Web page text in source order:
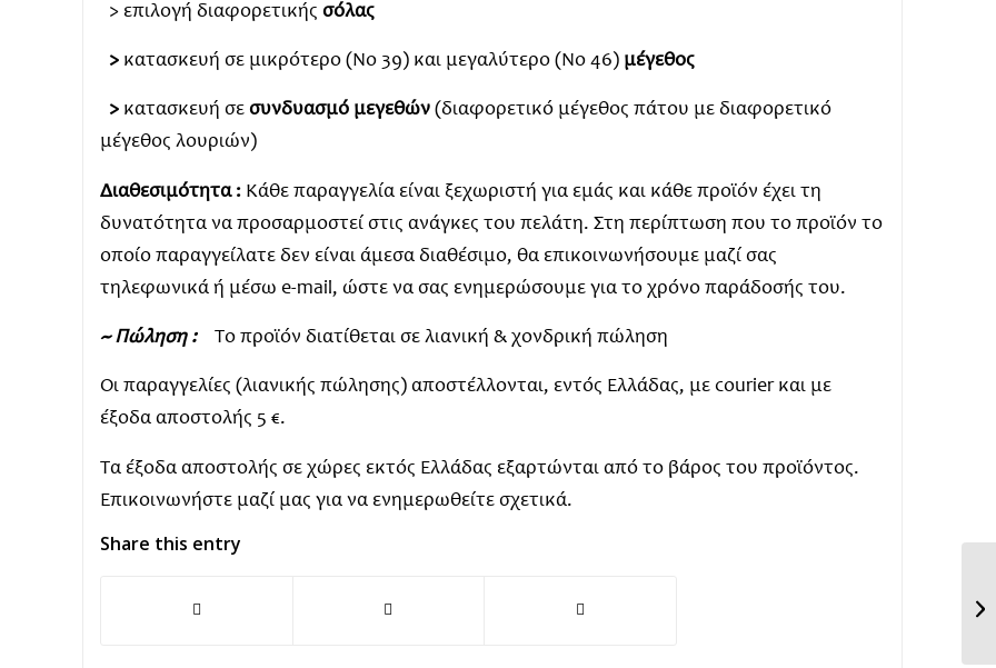
> επιλογή διαφορετικής σόλας
>κατασκευή σε μικρότερο (Νο 39) και μεγαλύτερο (Νο 46) μέγεθος
>κατασκευή σε συνδυασμό μεγεθών(διαφορετικό μέγεθος πάτου με διαφορετικό
μέγεθος λουριών)
Διαθεσιμότητα : Κάθε παραγγελία είναι ξεχωριστή για εμάς και κάθε προϊόν έχει τη
δυνατότητα να προσαρμοστεί στις ανάγκες του πελάτη. Στη περίπτωση που το προϊόν το
οποίο παραγγείλατε δεν είναι άμεσα διαθέσιμο, θα επικοινωνήσουμε μαζί σας
τηλεφωνικά ή μέσω e-mail, ώστε να σας ενημερώσουμε για το χρόνο παράδοσής του.
~ Πώληση : Το προϊόν διατίθεται σε λιανική & χονδρική πώληση
Οι παραγγελίες (λιανικής πώλησης) αποστέλλονται, εντός Ελλάδας, με courier και με
έξοδα αποστολής 5 €.
Τα έξοδα αποστολής σε χώρες εκτός Ελλάδας εξαρτώνται από το βάρος του προϊόντος.
Επικοινωνήστε μαζί μας για να ενημερωθείτε σχετικά.
Share this entry